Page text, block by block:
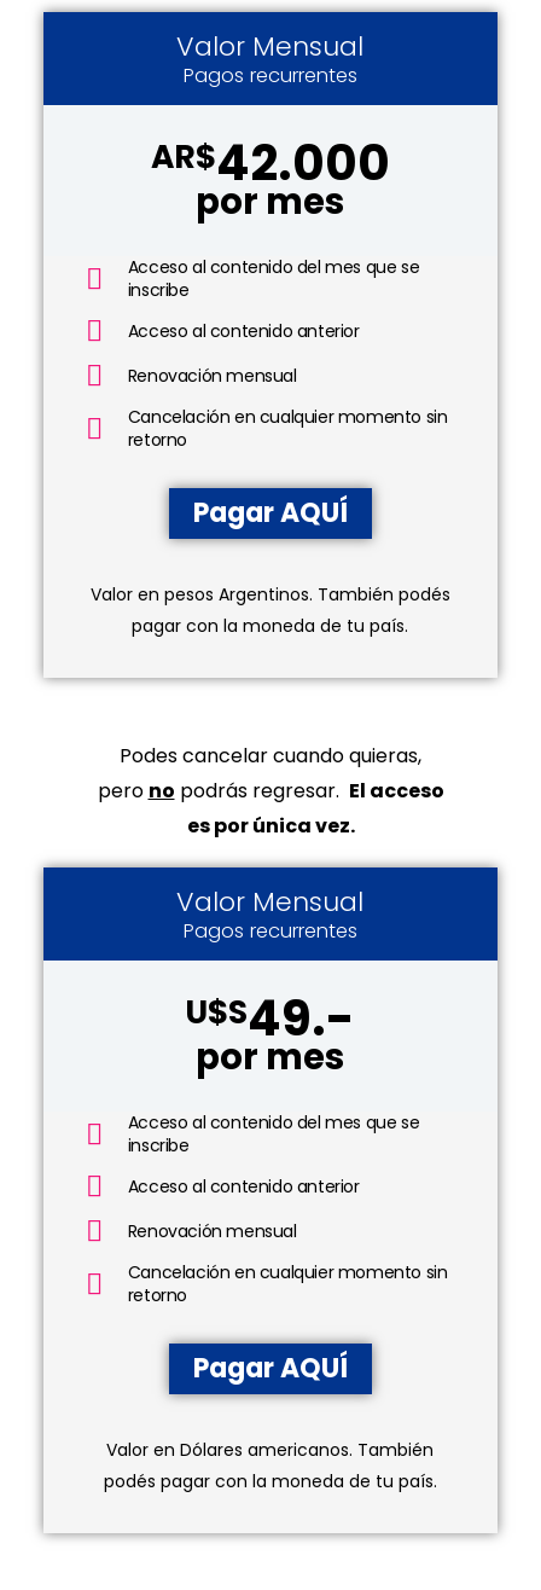
Valor Mensual
Pagos recurrentes
AR$42.000
por mes
Acceso al contenido del mes que se
inscribe
Acceso al contenido anterior
Renovación mensual
Cancelación en cualquier momento sin
retorno
Pagar AQUÍ
Valor en pesos Argentinos. También podés
pagar con la moneda de tu país.
Podes cancelar cuando quieras,
pero no podrás regresar. El acceso
es por única vez.
Valor Mensual
Pagos recurrentes
U$S49.-
por mes
Acceso al contenido del mes que se
inscribe
Acceso al contenido anterior
Renovación mensual
Cancelación en cualquier momento sin
retorno
Pagar AQUÍ
Valor en Dólares americanos. También
podés pagar con la moneda de tu país.